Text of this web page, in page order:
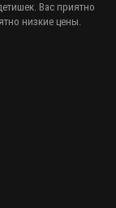
Вас приятно
низкие цены.